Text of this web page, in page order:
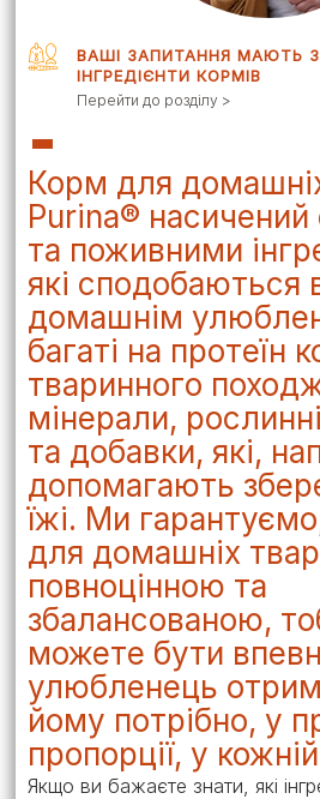
ВАШІ ЗАПИТАННЯ МАЮТЬ
ІНГРЕДІЄНТИ КОРМІВ
Перейти до розділу >
Корм для
Purina®
та поживними
які сподобаються
домашнім
багаті на протеїн
тваринного
мінерали,
та добавки, які,
допомагають
їжі. Ми
для домашніх
повноцінною та
збалансованою,
можете бути
улюбленець
йому потрібно, у
пропорції, у
Якщо ви бажаєте знати, які